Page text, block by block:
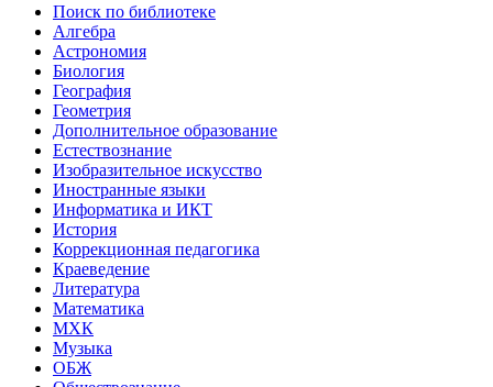
Поиск по библиотеке
Алгебра
Астрономия
Биология
География
Геометрия
Дополнительное образование
Естествознание
Изобразительное искусство
Иностранные языки
Информатика и ИКТ
История
Коррекционная педагогика
Краеведение
Литература
Математика
МХК
Музыка
ОБЖ